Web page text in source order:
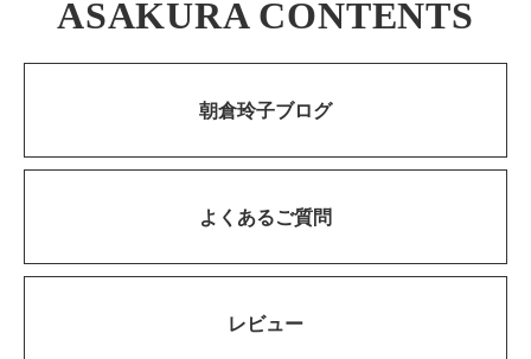
ASAKURA CONTENTS
朝倉玲子ブログ
よくあるご質問
レビュー